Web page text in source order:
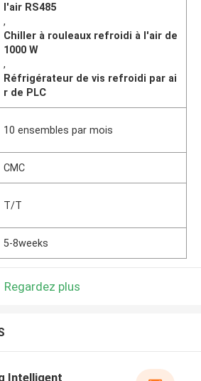
l'air RS485
,
Chiller à rouleaux refroidi à l'air de
1000 W
,
Réfrigérateur de vis refroidi par ai
r de PLC
10 ensembles par mois
CMC
T/T
5-8weeks
Regardez plus
Intelligent